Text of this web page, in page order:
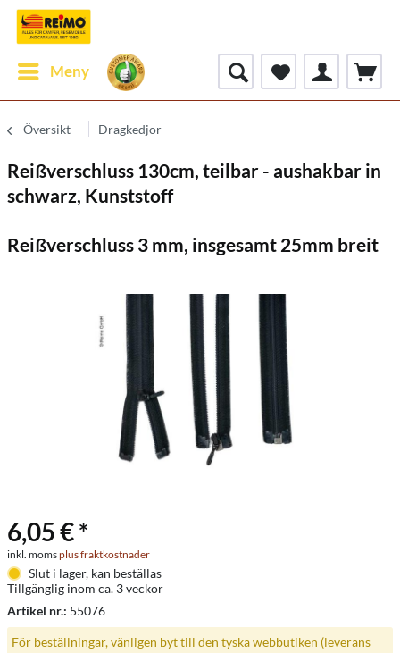
Meny
Översikt Dragkedjor
Reißverschluss 130cm, teilbar - aushakbar in
schwarz, Kunststoff
Reißverschluss 3 mm, insgesamt 25mm breit
6,05 € *
inkl. momsplus fraktkostnader
Slut i lager, kan beställas
Tillgänglig inom ca. 3 veckor
Artikel nr.: 55076
För beställningar, vänligen byt till den tyska webbutiken (leverans